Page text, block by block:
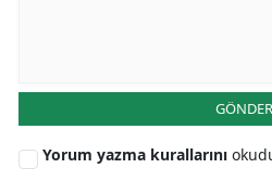
GÖNDER
Yorum yazma kurallarını